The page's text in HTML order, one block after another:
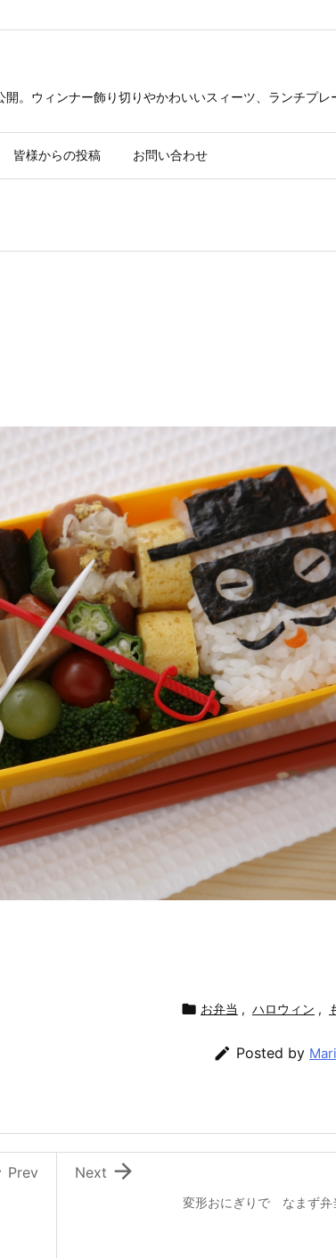
。ウィンナー飾り切りやかわいいスィーツ、ランチプレ
皆様からの投稿 お問い合わせ
 お弁当 , ハロウィン ,
 Posted by
変形おにぎりで なまず弁

Next
Prev